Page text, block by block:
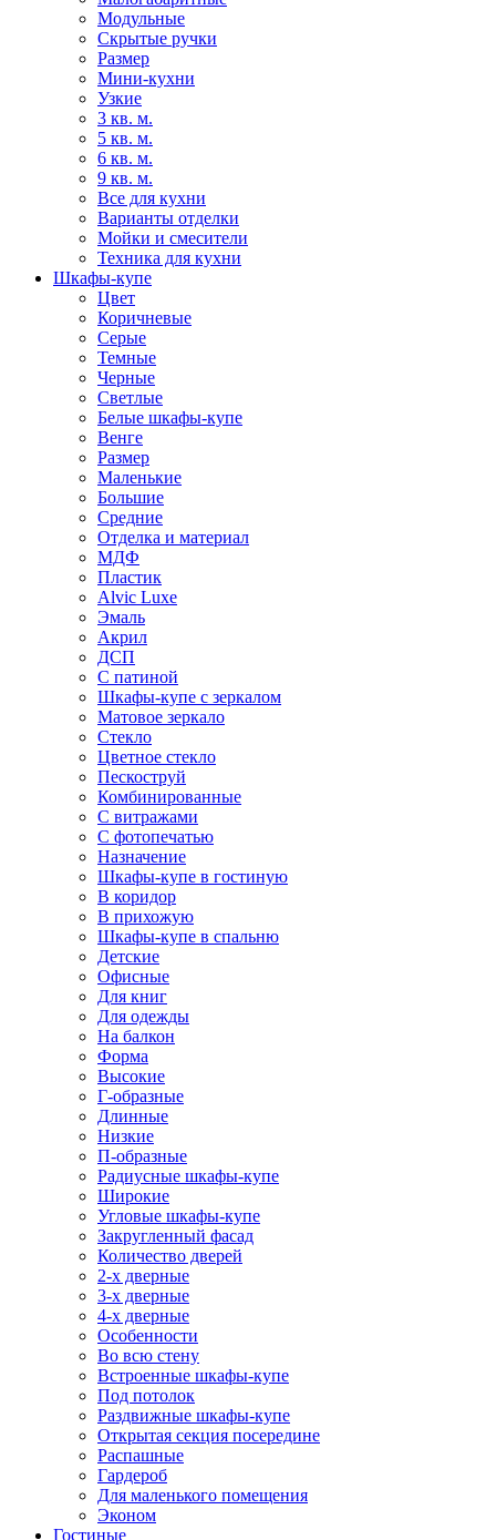
Модульные
Скрытые ручки
Размер
Мини-кухни
Узкие
3 кв. м.
5 кв. м.
6 кв. м.
9 кв. м.
Все для кухни
Варианты отделки
Мойки и смесители
Техника для кухни
Шкафы-купе
Цвет
Коричневые
Серые
Темные
Черные
Светлые
Белые шкафы-купе
Венге
Размер
Маленькие
Большие
Средние
Отделка и материал
МДФ
Пластик
Alvic Luxe
Эмаль
Акрил
ДСП
С патиной
Шкафы-купе с зеркалом
Матовое зеркало
Стекло
Цветное стекло
Пескоструй
Комбинированные
С витражами
С фотопечатью
Назначение
Шкафы-купе в гостиную
В коридор
В прихожую
Шкафы-купе в спальню
Детские
Офисные
Для книг
Для одежды
На балкон
Форма
Высокие
Г-образные
Длинные
Низкие
П-образные
Радиусные шкафы-купе
Широкие
Угловые шкафы-купе
Закругленный фасад
Количество дверей
2-х дверные
3-х дверные
4-х дверные
Особенности
Во всю стену
Встроенные шкафы-купе
Под потолок
Раздвижные шкафы-купе
Открытая секция посередине
Распашные
Гардероб
Для маленького помещения
Эконом
Гостиные